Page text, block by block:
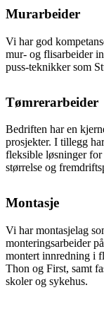
Murarbeider
Vi har god
mur- og flisarbeider
puss-teknikker som
Tømrerarbeider
Bedriften har en
prosjekter. I tillegg
fleksible løsninger for
størrelse og
Montasje
Vi har montasjelag
monteringsarbeider
montert innredning i
Thon og First, samt
skoler og sykehus.